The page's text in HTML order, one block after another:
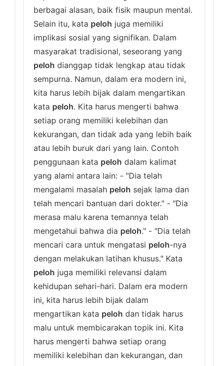
berbagai alasan, baik fisik maupun mental.
Selain itu, kata peloh juga memiliki
implikasi sosial yang signifikan. Dalam
masyarakat tradisional, seseorang yang
peloh dianggap tidak lengkap atau tidak
sempurna. Namun, dalam era modern ini,
kita harus lebih bijak dalam mengartikan
kata peloh. Kita harus mengerti bahwa
setiap orang memiliki kelebihan dan
kekurangan, dan tidak ada yang lebih baik
atau lebih buruk dari yang lain. Contoh
penggunaan kata peloh dalam kalimat
yang alami antara lain: - "Dia telah
mengalami masalah peloh sejak lama dan
telah mencari bantuan dari dokter." - "Dia
merasa malu karena temannya telah
mengetahui bahwa dia peloh." - "Dia telah
mencari cara untuk mengatasi peloh-nya
dengan melakukan latihan khusus." Kata
peloh juga memiliki relevansi dalam
kehidupan sehari-hari. Dalam era modern
ini, kita harus lebih bijak dalam
mengartikan kata peloh dan tidak harus
malu untuk membicarakan topik ini. Kita
harus mengerti bahwa setiap orang
memiliki kelebihan dan kekurangan, dan